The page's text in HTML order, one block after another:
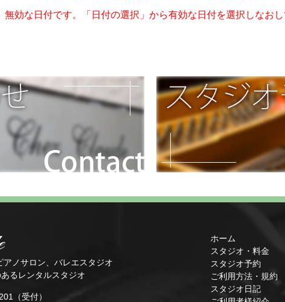
効な日付です。「日付の選択」から有効な日付を選択しなおし
ノサロン、バレエスタジオ
るレンタルスタジオ
（受付）
ホーム
スタジオ・料金
スタジオ予約
ご利用方法・規約
スタジオ日記